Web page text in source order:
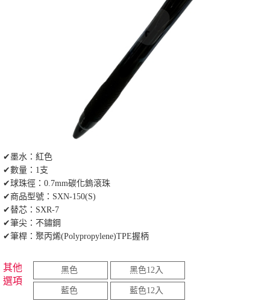
✔墨水：紅色
✔數量：1支
✔球珠徑：0.7mm碳化鎢滾珠
✔商品型號：SXN-150(S)
✔替芯：SXR-7
✔筆尖：不鏽鋼
✔筆桿：聚丙烯(Polypropylene)TPE握柄
其他
選項
黑色 黑色12入
藍色 藍色12入